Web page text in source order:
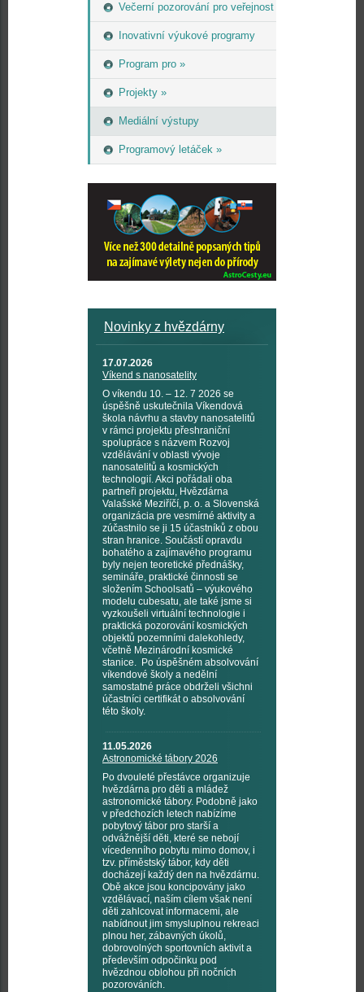
Večerní pozorování pro veřejnost
Inovativní výukové programy
Program pro »
Projekty »
Mediální výstupy
Programový letáček »
Novinky z hvězdárny
17.07.2026
Víkend s nanosatelity
O víkendu 10. – 12. 7 2026 se
úspěšně uskutečnila Víkendová
škola návrhu a stavby nanosatelitů
v rámci projektu přeshraniční
spolupráce s názvem Rozvoj
vzdělávání v oblasti vývoje
nanosatelitů a kosmických
technologií. Akci pořádali oba
partneři projektu, Hvězdárna
Valašské Meziříčí, p. o. a Slovenská
organizácia pre vesmírné aktivity a
zúčastnilo se ji 15 účastníků z obou
stran hranice. Součástí opravdu
bohatého a zajímavého programu
byly nejen teoretické přednášky,
semináře, praktické činnosti se
složením Schoolsatů – výukového
modelu cubesatu, ale také jsme si
vyzkoušeli virtuální technologie i
praktická pozorování kosmických
objektů pozemními dalekohledy,
včetně Mezinárodní kosmické
stanice. Po úspěšném absolvování
víkendové školy a nedělní
samostatné práce obdrželi všichni
účastníci certifikát o absolvování
této školy.
11.05.2026
Astronomické tábory 2026
Po dvouleté přestávce organizuje
hvězdárna pro děti a mládež
astronomické tábory. Podobně jako
v předchozích letech nabízíme
pobytový tábor pro starší a
odvážnější děti, které se nebojí
vícedenního pobytu mimo domov, i
tzv. příměstský tábor, kdy děti
docházejí každý den na hvězdárnu.
Obě akce jsou koncipovány jako
vzdělávací, naším cílem však není
děti zahlcovat informacemi, ale
nabídnout jim smysluplnou rekreaci
plnou her, zábavných úkolů,
dobrovolných sportovních aktivit a
především odpočinku pod
hvězdnou oblohou při nočních
pozorováních.